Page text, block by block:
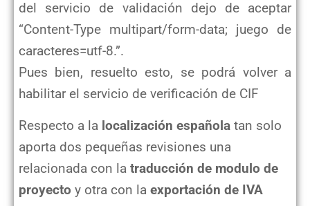
del servicio de validación dejo de aceptar
“Content-Type multipart/form-data; juego de
caracteres=utf-8.”.
Pues bien, resuelto esto, se podrá volver a
habilitar el servicio de verificación de CIF
Respecto a la localización española tan solo
aporta dos pequeñas revisiones una
relacionada con la traducción de modulo de
proyecto y otra con la exportación de IVA